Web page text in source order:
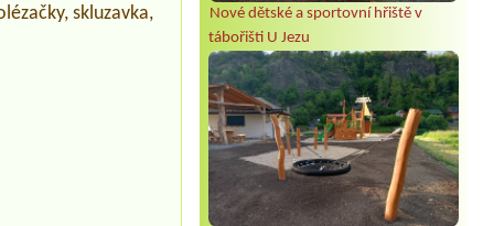
Nové dětské a sportovní hřiště v
tábořišti U Jezu
skluzavka,